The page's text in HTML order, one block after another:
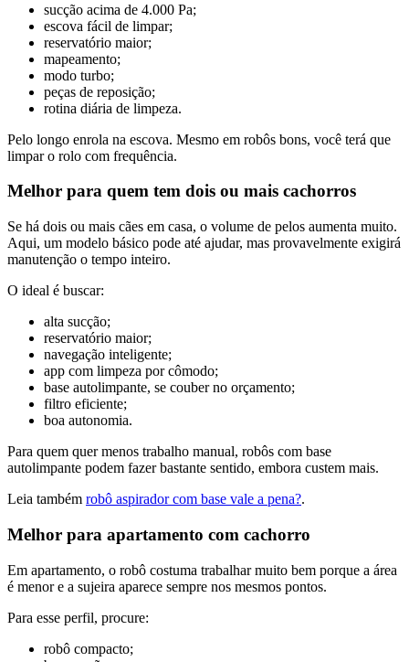
sucção acima de 4.000 Pa;
escova fácil de limpar;
reservatório maior;
mapeamento;
modo turbo;
peças de reposição;
rotina diária de limpeza.
Pelo longo enrola na escova. Mesmo em robôs bons, você terá que
limpar o rolo com frequência.
Melhor para quem tem dois ou mais cachorros
Se há dois ou mais cães em casa, o volume de pelos aumenta muito.
Aqui, um modelo básico pode até ajudar, mas provavelmente exigirá
manutenção o tempo inteiro.
O ideal é buscar:
alta sucção;
reservatório maior;
navegação inteligente;
app com limpeza por cômodo;
base autolimpante, se couber no orçamento;
filtro eficiente;
boa autonomia.
Para quem quer menos trabalho manual, robôs com base
autolimpante podem fazer bastante sentido, embora custem mais.
Leia também robô aspirador com base vale a pena?.
Melhor para apartamento com cachorro
Em apartamento, o robô costuma trabalhar muito bem porque a área
é menor e a sujeira aparece sempre nos mesmos pontos.
Para esse perfil, procure:
robô compacto;